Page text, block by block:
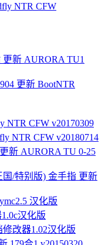
NTR CFW
新 AURORA TU1
更新 BootNTR
NTR CFW v20170309
NTR CFW v20180714
新 AURORA TU 0-25
/特别版) 金手指 更新
汉化版
汉化版
修改器1.02汉化版